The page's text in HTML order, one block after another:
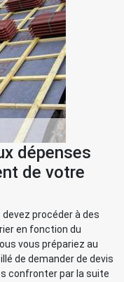
dépenses
de votre
procéder à des
en fonction du
vous prépariez au
de demander de devis
confronter par la suite